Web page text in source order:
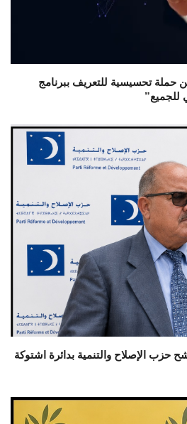
حملة تحسيسية للتعريف ببرنامج
للجميع”
الإصلاح والتنمية بدائرة اشتوكة